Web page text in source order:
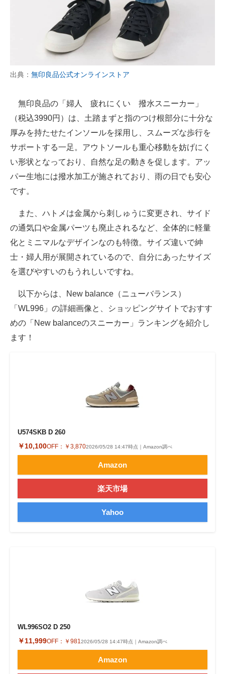
出典： 無印良品公式オンラインストア
無印良品の「婦人 疲れにくい 撥水スニーカー」
（税込3990円）は、土踏まずと指のつけ根部分に十分な
厚みを持たせたインソールを採用し、スムーズな歩行を
サポートする一足。アウトソールも重心移動を妨げにく
い形状となっており、自然な足の動きを促します。アッ
パー生地には撥水加工が施されており、雨の日でも安心
です。
また、ハトメは金属から刺しゅうに変更され、サイド
の通気口や金属パーツも廃止されるなど、全体的に軽量
化とミニマルなデザインなのも特徴。サイズ違いで紳
士・婦人用が展開されているので、自分にあったサイズ
を選びやすいのもうれしいですね。
以下からは、New balance（ニューバランス）
「WL996」の詳細画像と、ショッピングサイトでおすす
めの「New balanceのスニーカー」ランキングを紹介し
ます！
U574SKB D 260
￥10,100OFF： ￥3,8702026/05/28 14:47時点｜Amazon調べ
Amazon
楽天市場
Yahoo
WL996SO2 D 250
￥11,999OFF： ￥9812026/05/28 14:47時点｜Amazon調べ
Amazon